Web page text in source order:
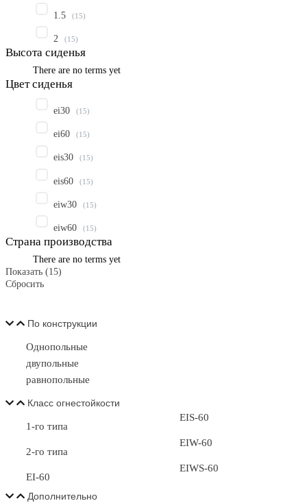
1.5 (15)
2 (15)
Высота сиденья
There are no terms yet
Цвет сиденья
ei30 (15)
ei60 (15)
eis30 (15)
eis60 (15)
eiw30 (15)
eiw60 (15)
Страна производства
There are no terms yet
Показать (15)
Сбросить
По конструкции
Однопольные
двупольные
равнопольные
Класс огнестойкости
1-го типа
2-го типа
EI-60
EIS-60
EIW-60
EIWS-60
Дополнительно